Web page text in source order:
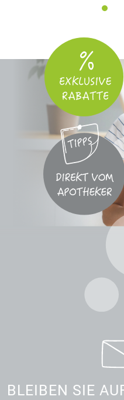
BLEIBEN SIE